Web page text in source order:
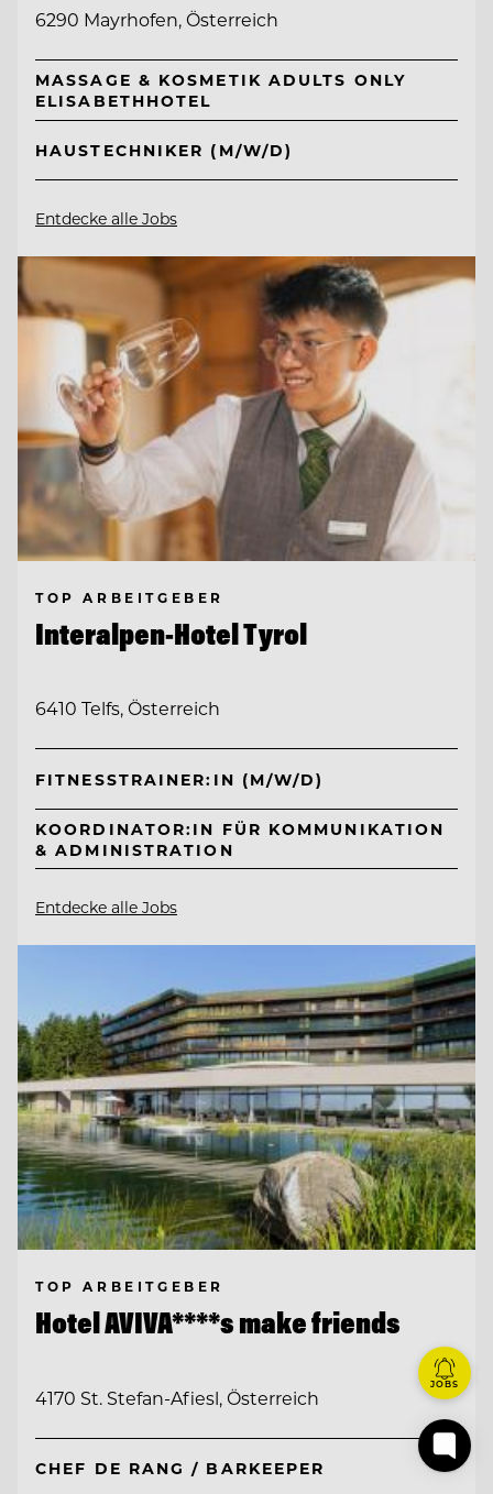
6290 Mayrhofen, Österreich
MASSAGE & KOSMETIK ADULTS ONLY
ELISABETHHOTEL
HAUSTECHNIKER (M/W/D)
Entdecke alle Jobs
TOP ARBEITGEBER
Interalpen-Hotel Tyrol
6410 Telfs, Österreich
FITNESSTRAINER:IN (M/W/D)
KOORDINATOR:IN FÜR KOMMUNIKATION
& ADMINISTRATION
Entdecke alle Jobs
TOP ARBEITGEBER
Hotel AVIVA****s make friends
4170 St. Stefan-Afiesl, Österreich
CHEF DE RANG / BARKEEPER
JOBS